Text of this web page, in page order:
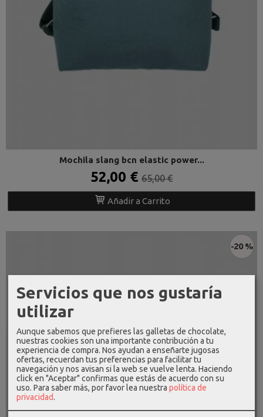
Mochila slang bcn elastic power...
52,00 € 65,00 €
Añadir a Carrito
-20 %
Servicios que nos gustaría
utilizar
Aunque sabemos que prefieres las galletas de chocolate,
nuestras cookies son una importante contribución a tu
experiencia de compra. Nos ayudan a enseñarte jugosas
ofertas, recuerdan tus preferencias para facilitar tu
navegación y nos avisan si la web se vuelve lenta. Haciendo
click en "Aceptar" confirmas que estás de acuerdo con su
uso. Para saber más, por favor lea nuestra política de
privacidad.